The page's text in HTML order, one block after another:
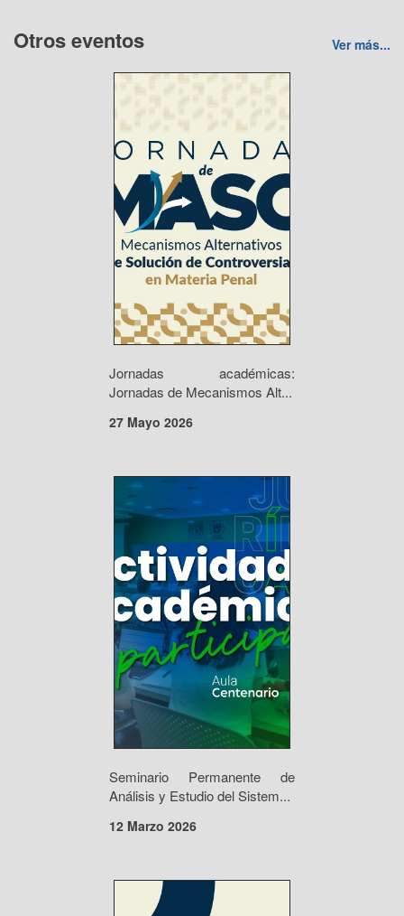
Otros eventos Ver más...
Jornadas académicas:
Jornadas de Mecanismos Alt...
27 Mayo 2026
Seminario Permanente de
Análisis y Estudio del Sistem...
12 Marzo 2026